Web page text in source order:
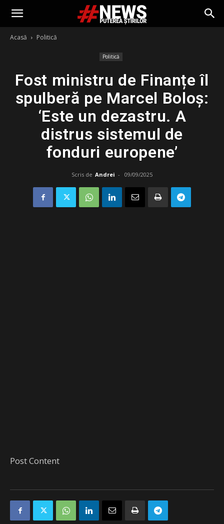
Acasă Politică
Politică
Fost ministru de Finanțe îl
spulberă pe Marcel Boloș:
‘Este un dezastru. A
distrus sistemul de
fonduri europene’
Scris de Andrei - 09/09/2025
Post Content